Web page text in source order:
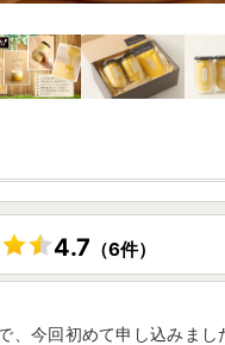
4.7 （6件）
、今回初めて申し込みまし